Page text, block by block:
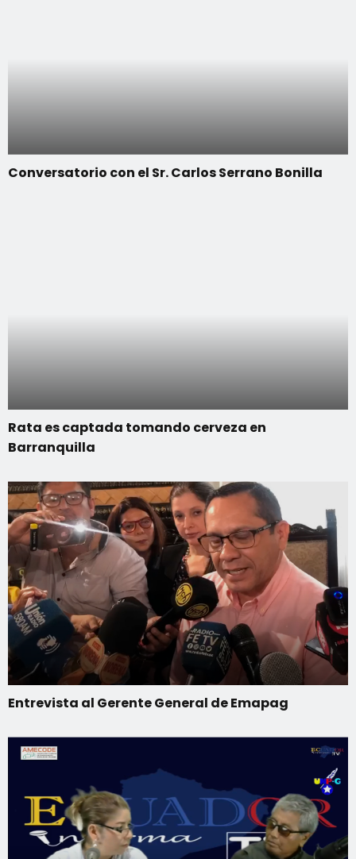
Conversatorio con el Sr. Carlos Serrano Bonilla
Rata es captada tomando cerveza en
Barranquilla
Entrevista al Gerente General de Emapag